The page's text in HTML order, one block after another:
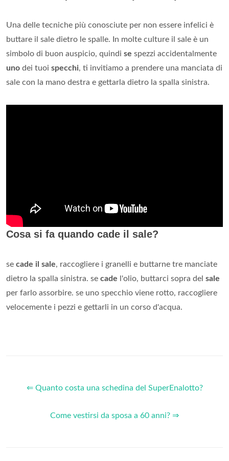
Una delle tecniche più conosciute per non essere infelici è
buttare il sale dietro le spalle. In molte culture il sale è un
simbolo di buon auspicio, quindi se spezzi accidentalmente
uno dei tuoi specchi, ti invitiamo a prendere una manciata di
sale con la mano destra e gettarla dietro la spalla sinistra.
Cosa si fa quando cade il sale?
se cade il sale, raccogliere i granelli e buttarne tre manciate
dietro la spalla sinistra. se cade l'olio, buttarci sopra del sale
per farlo assorbire. se uno specchio viene rotto, raccogliere
velocemente i pezzi e gettarli in un corso d'acqua.
⇐ Quanto costa una schedina del SuperEnalotto?
Come vestirsi da sposa a 60 anni? ⇒